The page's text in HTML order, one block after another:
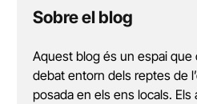
Sobre el blog
Aquest blog és un espai que
debat entorn dels reptes de
posada en els ens locals.